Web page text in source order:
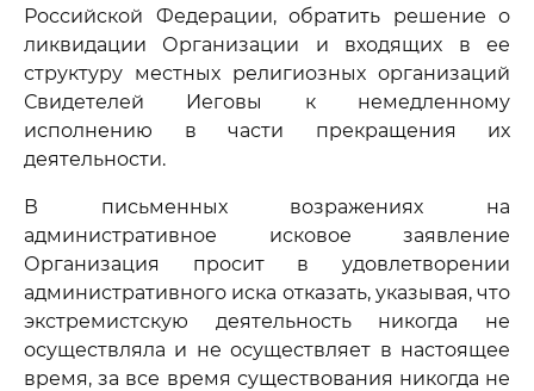
Российской Федерации, обратить решение о
ликвидации Организации и входящих в ее
структуру местных религиозных организаций
Свидетелей Иеговы к немедленному
исполнению в части прекращения их
деятельности.
В письменных возражениях на
административное исковое заявление
Организация просит в удовлетворении
административного иска отказать, указывая, что
экстремистскую деятельность никогда не
осуществляла и не осуществляет в настоящее
время, за все время существования никогда не